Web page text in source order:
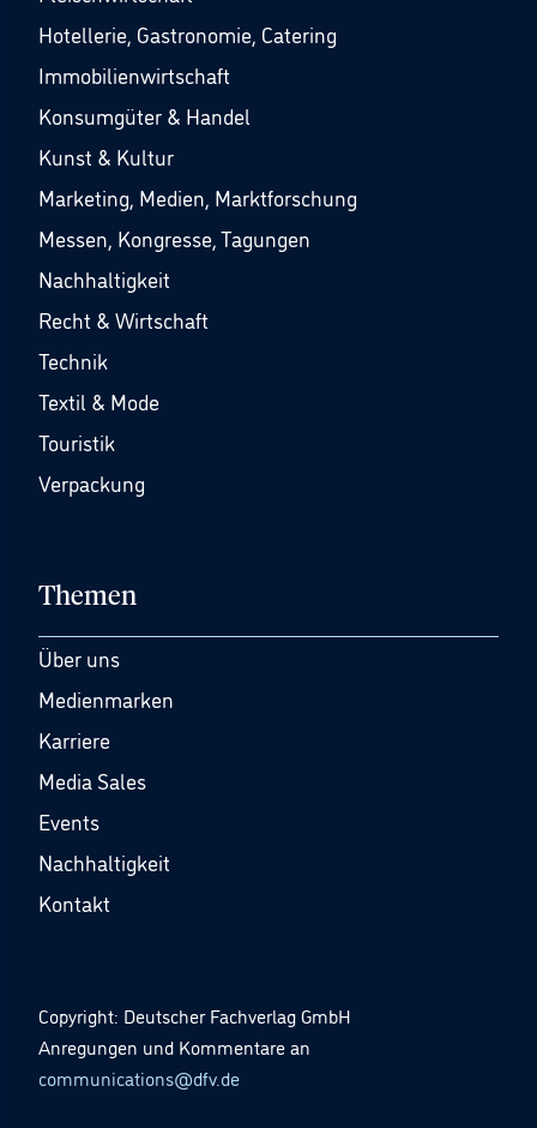
Hotellerie, Gastronomie, Catering
Immobilienwirtschaft
Konsumgüter & Handel
Kunst & Kultur
Marketing, Medien, Marktforschung
Messen, Kongresse, Tagungen
Nachhaltigkeit
Recht & Wirtschaft
Technik
Textil & Mode
Touristik
Verpackung
Themen
Über uns
Medienmarken
Karriere
Media Sales
Events
Nachhaltigkeit
Kontakt
Copyright: Deutscher Fachverlag GmbH
Anregungen und Kommentare an
communications@dfv.de